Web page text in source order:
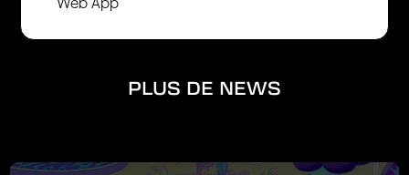
Web App
PLUS DE NEWS